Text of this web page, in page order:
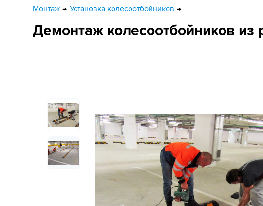
Монтаж Установка колесоотбойников
Демонтаж колесоотбойников из